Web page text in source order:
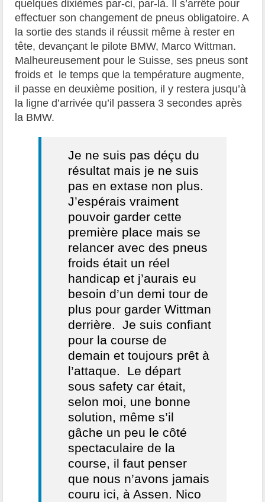
quelques dixièmes par-ci, par-là. Il s’arrête pour
effectuer son changement de pneus obligatoire. A
la sortie des stands il réussit même à rester en
tête, devançant le pilote BMW, Marco Wittman.
Malheureusement pour le Suisse, ses pneus sont
froids et le temps que la température augmente,
il passe en deuxième position, il y restera jusqu’à
la ligne d’arrivée qu’il passera 3 secondes après
la BMW.
Je ne suis pas déçu du
résultat mais je ne suis
pas en extase non plus.
J’espérais vraiment
pouvoir garder cette
première place mais se
relancer avec des pneus
froids était un réel
handicap et j’aurais eu
besoin d’un demi tour de
plus pour garder Wittman
derrière. Je suis confiant
pour la course de
demain et toujours prêt à
l’attaque. Le départ
sous safety car était,
selon moi, une bonne
solution, même s’il
gâche un peu le côté
spectaculaire de la
course, il faut penser
que nous n’avons jamais
couru ici, à Assen. Nico